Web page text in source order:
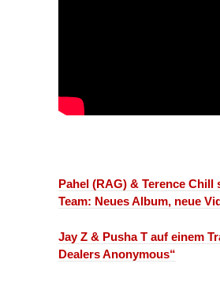
Pahel (RAG) & Terence Chill
Team: Neues Album, neue
Jay Z & Pusha T auf einem
Dealers Anonymous“